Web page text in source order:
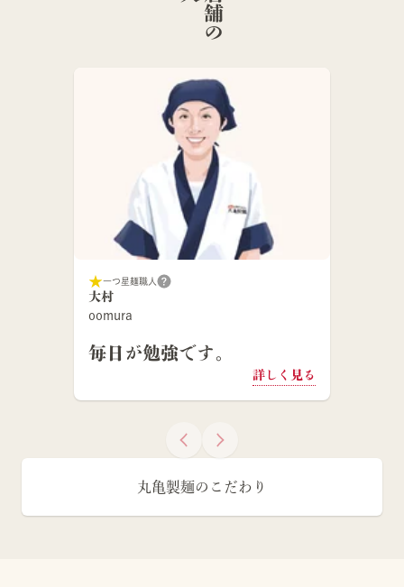
一つ星麺職人
大村
oomura
毎日が勉強です。
詳しく見る
丸亀製麺のこだわり